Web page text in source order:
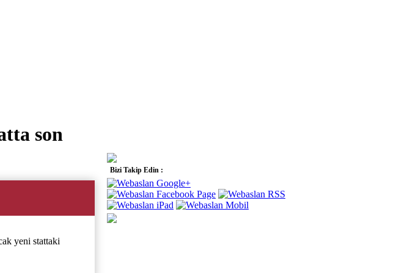
son
yeni stattaki
Bizi Takip Edin :